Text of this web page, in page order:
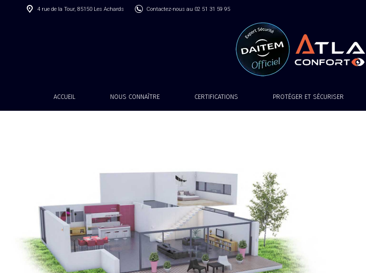
4 rue de la Tour, 85150 Les Achards Contactez-nous au 02 51 31 59 95
ACCUEIL NOUS CONNAÎTRE CERTIFICATIONS PROTÉGER ET SÉCURISER